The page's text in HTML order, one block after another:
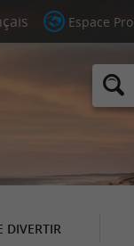
Espace Pro
DIVERTIR